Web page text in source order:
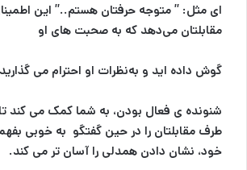
ای مثل: ” متوجه حرفتان هستم..” این
مقابلتان می‌دهد که به صحبت های او
گوش داده اید و به‌نظرات او احترام می
شنونده ی فعال بودن، به شما کمک می کند
طرف مقابلتان را در حین گفتگو به خوبی
خود، نشان دادن همدلی را آسان تر می کند.